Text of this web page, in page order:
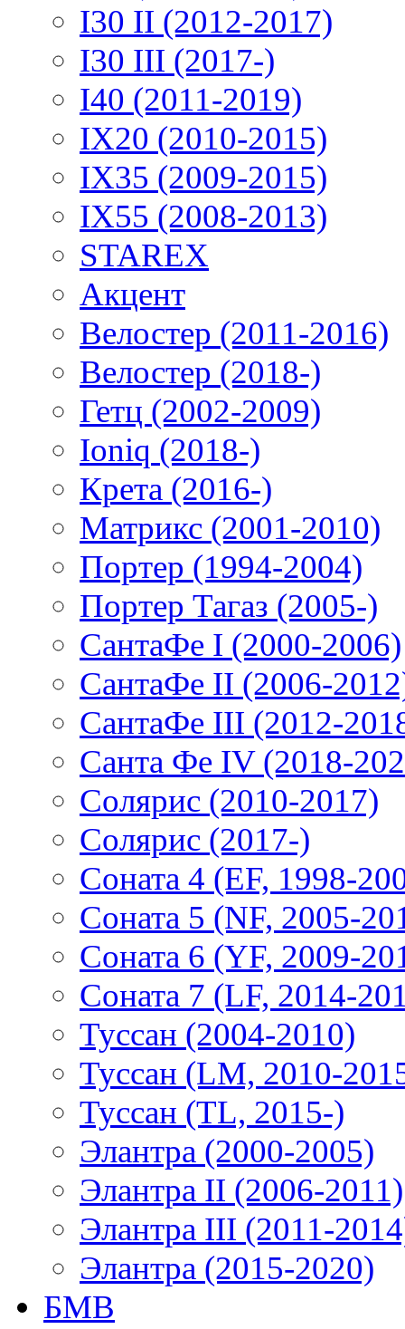
I30 II (2012-2017)
I30 III (2017-)
I40 (2011-2019)
IX20 (2010-2015)
IX35 (2009-2015)
IX55 (2008-2013)
STAREX
Акцент
Велостер (2011-2016)
Велостер (2018-)
Гетц (2002-2009)
Ioniq (2018-)
Крета (2016-)
Матрикс (2001-2010)
Портер (1994-2004)
Портер Тагаз (2005-)
СантаФе I (2000-2006)
СантаФе II (2006-
СантаФе III (2012-
Санта Фе IV (2018-
Солярис (2010-2017)
Солярис (2017-)
Соната 4 (EF, 1998-
Соната 5 (NF, 2005-
Соната 6 (YF, 2009-
Соната 7 (LF, 2014-
Туссан (2004-2010)
Туссан (LM, 2010-
Туссан (TL, 2015-)
Элантра (2000-2005)
Элантра II (2006-2011)
Элантра III (2011-
Элантра (2015-2020)
БМВ